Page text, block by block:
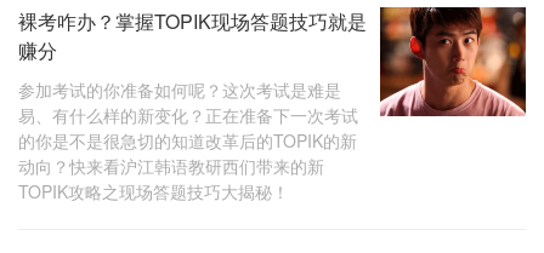
裸考咋办？掌握TOPIK现场答题技巧就是
赚分
参加考试的你准备如何呢？这次考试是难是
易、有什么样的新变化？正在准备下一次考试
的你是不是很急切的知道改革后的TOPIK的新
动向？快来看沪江韩语教研西们带来的新
TOPIK攻略之现场答题技巧大揭秘！